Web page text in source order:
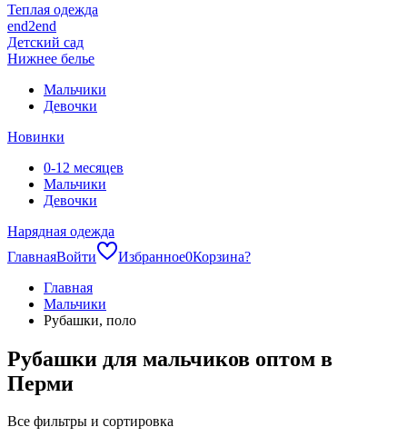
Теплая одежда
end2end
Детский сад
Нижнее белье
Мальчики
Девочки
Новинки
0-12 месяцев
Мальчики
Девочки
Нарядная одежда
ГлавнаяВойти Избранное0Корзина?
Главная
Мальчики
Рубашки, поло
Рубашки для мальчиков оптом в
Перми
Все фильтры и сортировка